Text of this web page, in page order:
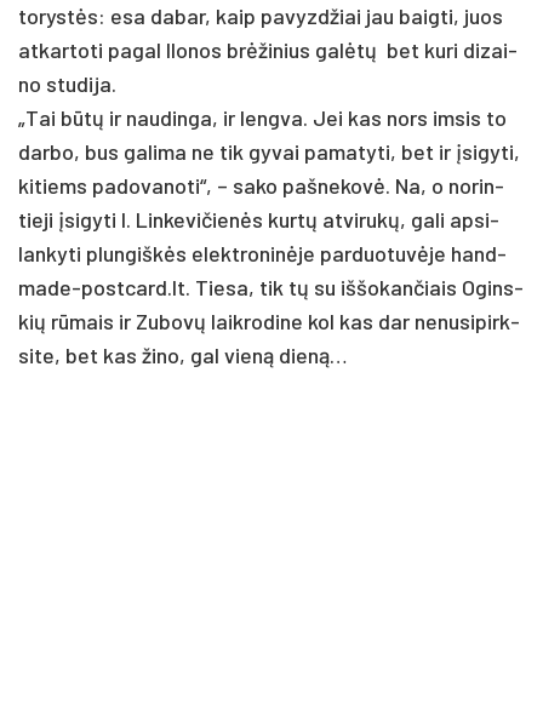
to­rystės: esa da­bar, kaip pa­vyzd­žiai jau baig­ti, juos
at­kar­to­ti pa­gal Ilo­nos brėži­nius galėtų bet ku­ri di­zai­
no stu­di­ja.
„Tai būtų ir nau­din­ga, ir leng­va. Jei kas nors im­sis to
dar­bo, bus ga­li­ma ne tik gy­vai pa­ma­ty­ti, bet ir įsi­gy­ti,
ki­tiems pa­do­va­no­ti“, – sa­ko pa­šne­kovė. Na, o no­rin­
tie­ji įsi­gy­ti I. Lin­ke­vi­čienės kurtų at­vi­rukų, ga­li ap­si­
lan­ky­ti plun­giškės elekt­ro­ninė­je par­duo­tuvė­je hand­
ma­de-po­stcard.lt. Tie­sa, tik tų su iš­šo­kan­čiais Ogins­
kių rūmais ir Zu­bovų laik­ro­di­ne kol kas dar ne­nu­si­pirk­
si­te, bet kas ži­no, gal vieną dieną…